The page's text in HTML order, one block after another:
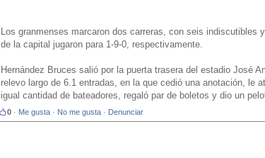
Los granmenses marcaron dos carreras, con seis indiscutibles
de la capital jugaron para 1-9-0, respectivamente.
Hernández Bruces salió por la puerta trasera del estadio José
relevo largo de 6.1 entradas, en la que cedió una anotación, le
igual cantidad de bateadores, regaló par de boletos y dio un
0 · Me gusta · No me gusta · Denunciar